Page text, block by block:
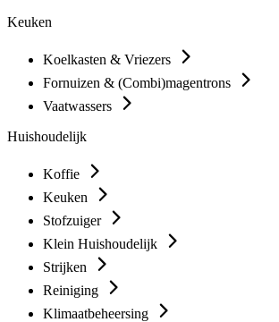
Keuken
Koelkasten & Vriezers
Fornuizen & (Combi)magentrons
Vaatwassers
Huishoudelijk
Koffie
Keuken
Stofzuiger
Klein Huishoudelijk
Strijken
Reiniging
Klimaatbeheersing